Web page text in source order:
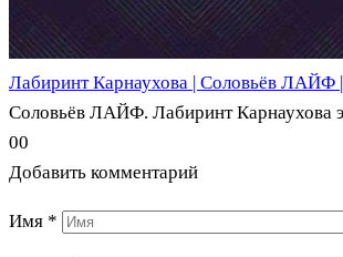
Лабиринт Карнаухова | Соловьёв ЛАЙФ
Соловьёв ЛАЙФ. Лабиринт Карнаухова
00
Добавить комментарий
Имя *